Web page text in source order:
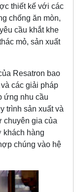
thiết kế với các
chống ăn mòn,
cầu khắt khe
mỏ, sản xuất
Resatron bao
các giải pháp
ứng nhu cầu
trình sản xuất và
chuyên gia của
khách hàng
chúng vào hệ